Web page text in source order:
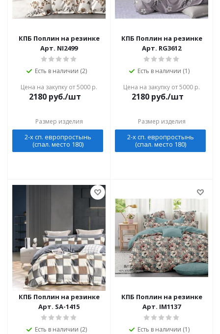
КПБ Поплин на резинке
Арт. NI2499
Есть в наличии (2)
Цена на закупку от 5000 р.
2180 руб./шт
Размер изделия
2-х сп. европростынь
(спал. место 180)
КПБ Поплин на резинке
Арт. RG3612
Есть в наличии (1)
Цена на закупку от 5000 р.
2180 руб./шт
Размер изделия
2-х сп. европростынь
(спал. место 180)
КПБ Поплин на резинке
Арт. SA-1415
Есть в наличии (2)
КПБ Поплин на резинке
Арт. IM1137
Есть в наличии (1)